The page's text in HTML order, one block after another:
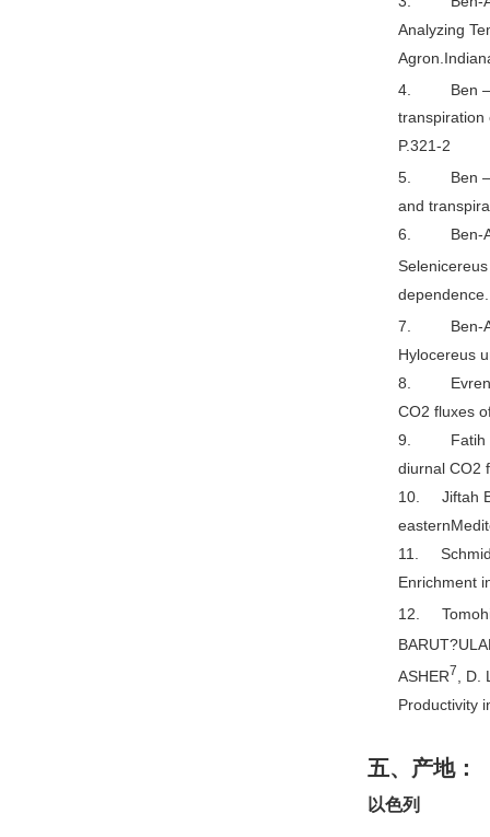
Analyzing
4. Ben
transpiration
P.321-2
5. Ben
and
6. Ben-
7. Ben-
Hylocereus
8.
CO2 fluxes
9. Fatih
diurnal CO2
10. Jiftah
11. Schmidt
Enrichment
12.
ASHER7
,
Productivity
五、产地：
以色列